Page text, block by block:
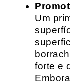
Um
forte e